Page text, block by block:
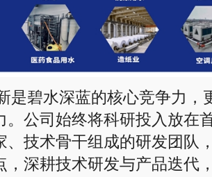
是碧水深蓝的核心竞争力，
。公司始终将科研投入放在
、技术骨干组成的研发团队
，深耕技术研发与产品迭代